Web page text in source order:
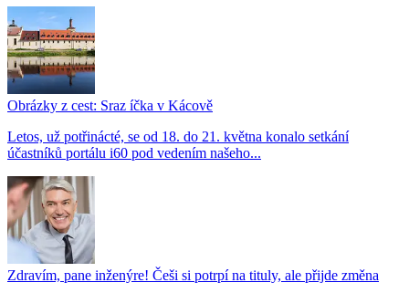
Obrázky z cest: Sraz íčka v Kácově
Letos, už potřinácté, se od 18. do 21. května konalo setkání
účastníků portálu i60 pod vedením našeho...
Zdravím, pane inženýre! Češi si potrpí na tituly, ale přijde změna